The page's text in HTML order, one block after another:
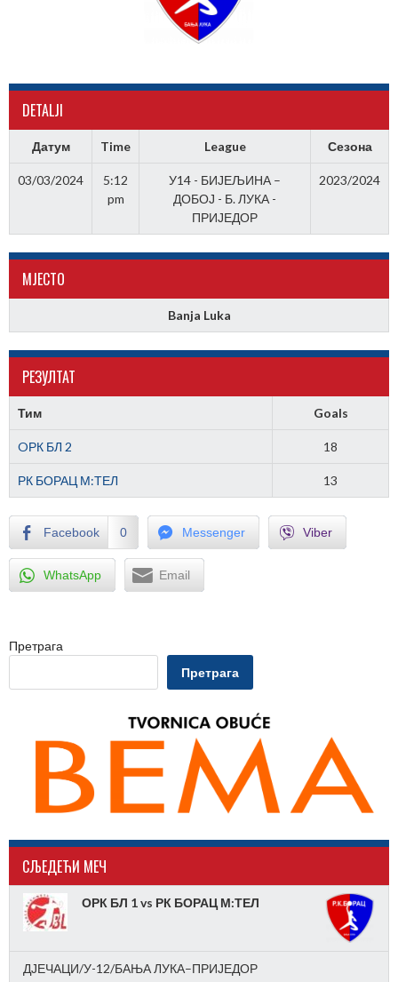
DETALJI
Датум Time League Сезона
03/03/2024
5:12
pm
У14 - БИЈЕЉИНА –
ДОБОЈ - Б. ЛУКА -
ПРИЈЕДОР
2023/2024
МJЕСТО
Banja Luka
РЕЗУЛТАТ
Тим Goals
OРК БЛ 2 18
РК БОРАЦ М:ТЕЛ 13
Facebook 0 Messenger Viber
WhatsApp Email
Претрага
Претрага
CЉЕДЕЋИ МЕЧ
ОРК БЛ 1 vs РК БОРАЦ М:ТЕЛ
ДЈЕЧАЦИ/У-12/БАЊА ЛУКА–ПРИЈЕДОР